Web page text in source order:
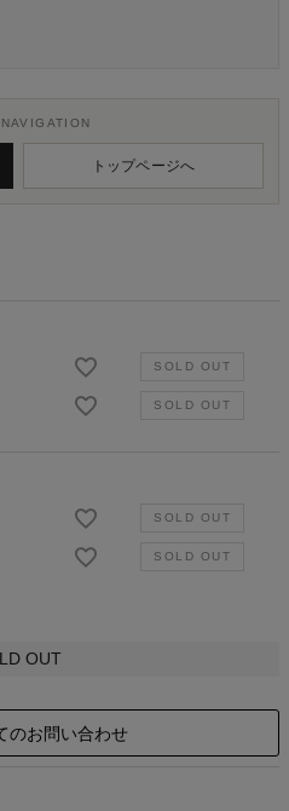
トップページへ
OUT
のお問い合わせ